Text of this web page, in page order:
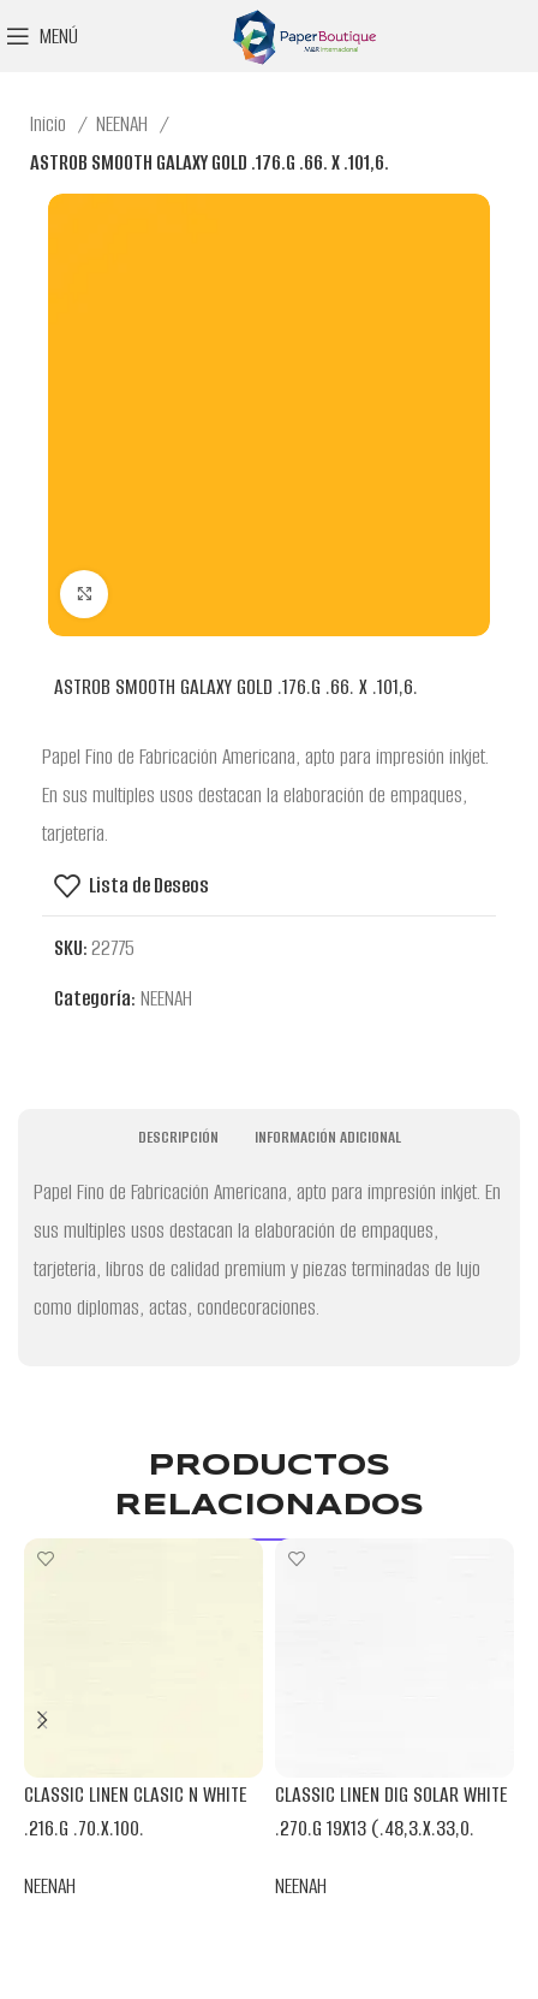
MENÚ
Inicio
NEENAH
ASTROB SMOOTH GALAXY GOLD .176.G .66. X .101,6.
ASTROB SMOOTH GALAXY GOLD .176.G .66. X .101,6.
Papel Fino de Fabricación Americana, apto para impresión inkjet.
En sus multiples usos destacan la elaboración de empaques,
tarjeteria.
Lista de Deseos
SKU:22775
Categoría: NEENAH
DESCRIPCIÓN INFORMACIÓN ADICIONAL
Papel Fino de Fabricación Americana, apto para impresión inkjet. En
sus multiples usos destacan la elaboración de empaques,
tarjeteria, libros de calidad premium y piezas terminadas de lujo
como diplomas, actas, condecoraciones.
PRODUCTOS
RELACIONADOS
CLASSIC LINEN CLASIC N WHITE
.216.G .70.X.100.
NEENAH
CLASSIC LINEN DIG SOLAR WHITE
.270.G 19X13 (.48,3.X.33,0.
NEENAH